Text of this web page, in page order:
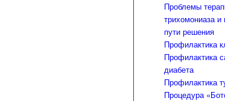
Проблемы
трихомониаза
пути решения
Профилактика
Профилактика
диабета
Профилактика
Процедура